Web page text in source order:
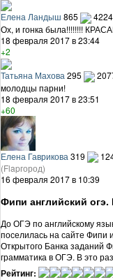
Елена Ландыш 865
Ох, и гонка была!!!!!!!!
18 февраля 2017 в 23:44
+2
Татьяна Махова 295
молодцы парни!
18 февраля 2017 в 23:51
+60
Елена Гаврикова 319
(Flapгород)
16 февраля 2017 в 10:39
Фипи английский
До ОГЭ по английскому
поселилась на сайте Фипи
Открытого Банка заданий
грамматика в ОГЭ. В это
Рейтинг: